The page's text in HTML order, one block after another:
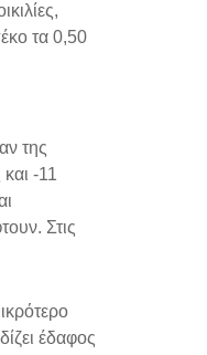
τα 0,50
της
-11
Στις
έδαφος